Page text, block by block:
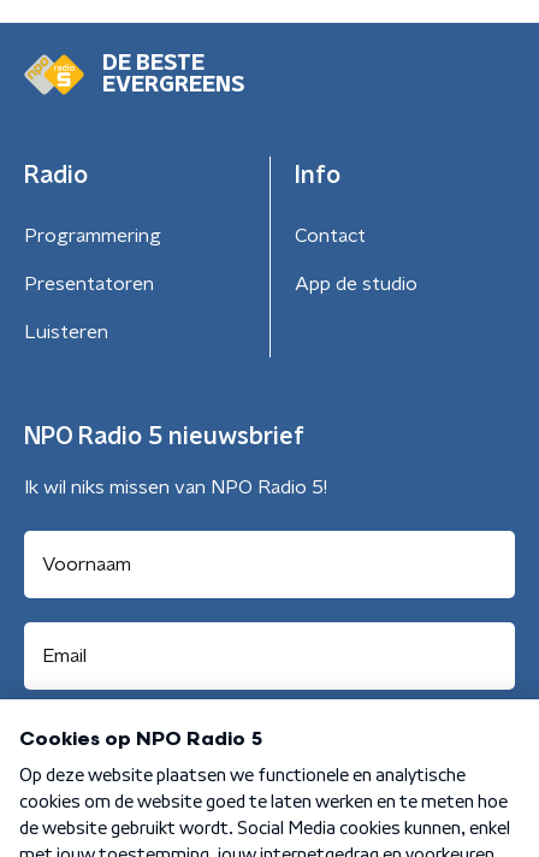
DE BESTE
EVERGREENS
Radio
Programmering
Presentatoren
Luisteren
Info
Contact
App de studio
NPO Radio 5 nieuwsbrief
Ik wil niks missen van NPO Radio 5!
Aanmelden
Algemene voorwaarden